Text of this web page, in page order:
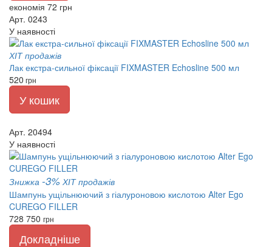
економія 72 грн
Арт. 0243
У наявності
ХІТ продажів
Лак екстра-сильної фіксації FIXMASTER Echosline 500 мл
520 грн
У кошик
Арт. 20494
У наявності
Знижка -3% ХІТ продажів
Шампунь ущільнюючий з гіалуроновою кислотою Alter Ego
CUREGO FILLER
728 750 грн
Докладніше